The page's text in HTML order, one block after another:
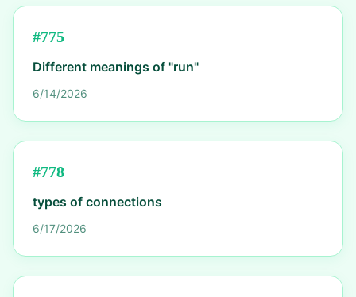
#775
Different meanings of "run"
6/14/2026
#778
types of connections
6/17/2026